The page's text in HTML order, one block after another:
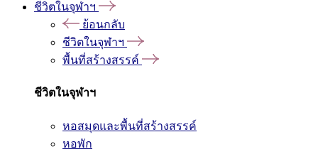
ชีวิตในจุฬาฯ
ย้อนกลับ
ชีวิตในจุฬาฯ
พื้นที่สร้างสรรค์
ชีวิตในจุฬาฯ
หอสมุดและพื้นที่สร้างสรรค์
หอพัก